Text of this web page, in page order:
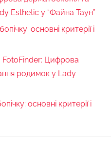
Esthetic у “Файна Таун”
основні критерії і
FotoFinder: Цифрова
родимок у Lady
основні критерії і